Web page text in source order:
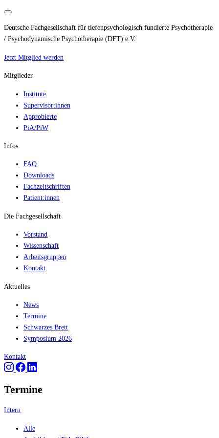
Deutsche Fachgesellschaft für tiefenpsychologisch fundierte Psychotherapie
/ Psychodynamische Psychotherapie (DFT) e.V.
Jetzt Mitglied werden
Mitglieder
Institute
Supervisor:innen
Approbierte
PiA/PiW
Infos
FAQ
Downloads
Fachzeitschriften
Patient:innen
Die Fachgesellschaft
Vorstand
Wissenschaft
Arbeitsgruppen
Kontakt
Aktuelles
News
Termine
Schwarzes Brett
Symposium 2026
Kontakt
Termine
Intern
Alle